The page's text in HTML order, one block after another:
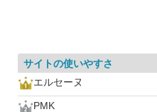
サイトの使いやすさ
エルセーヌ
PMK